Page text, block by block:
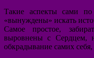
Такие аспекты сами
«вынуждены» искать
Самое простое,
выровнены с Сердцем,
обкрадывание самих